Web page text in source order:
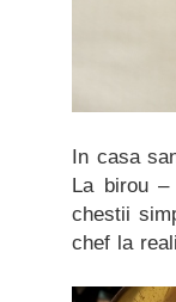
In casa
La birou
chestii
chef la